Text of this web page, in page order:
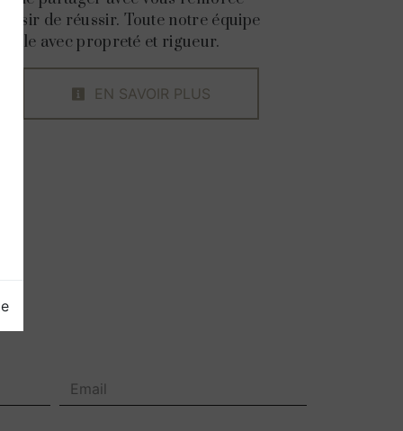
de réussir. Toute notre équipe
avec propreté et rigueur.
EN SAVOIR PLUS